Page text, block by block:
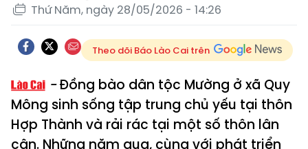
Thứ Năm, ngày 28/05/2026 - 14:26
Theo dõi Báo Lào Cai trên
Đồng bào dân tộc Mường ở xã Quy
Mông sinh sống tập trung chủ yếu tại thôn
Hợp Thành và rải rác tại một số thôn lân
cận. Những năm qua, cùng với phát triển